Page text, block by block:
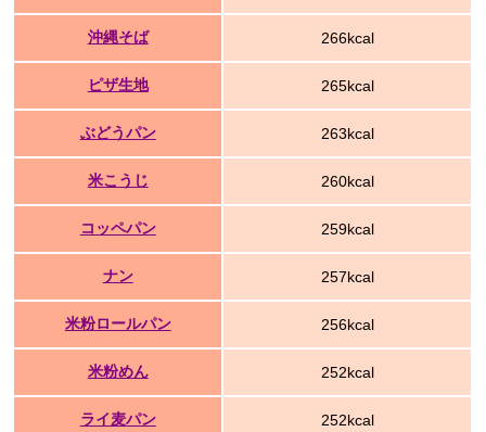
沖縄そば 266kcal
ピザ生地 265kcal
ぶどうパン 263kcal
米こうじ 260kcal
コッペパン 259kcal
ナン 257kcal
米粉ロールパン 256kcal
米粉めん 252kcal
ライ麦パン 252kcal